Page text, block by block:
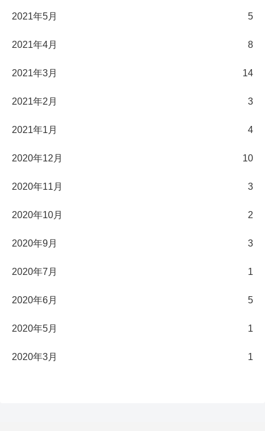
2021年5月 5
2021年4月 8
2021年3月 14
2021年2月 3
2021年1月 4
2020年12月 10
2020年11月 3
2020年10月 2
2020年9月 3
2020年7月 1
2020年6月 5
2020年5月 1
2020年3月 1